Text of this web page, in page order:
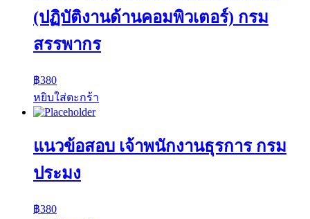
(ปฏิบัติงานด้านคอมพิวเตอร์) กรม
สรรพากร
฿380
หยิบใส่ตะกร้า
แนวข้อสอบ เจ้าพนักงานธุรการ กรม
ประมง
฿380